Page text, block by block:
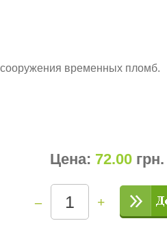
сооружения временных пломб.
Цена: 72.00 грн.
– +